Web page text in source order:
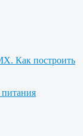
Как построить